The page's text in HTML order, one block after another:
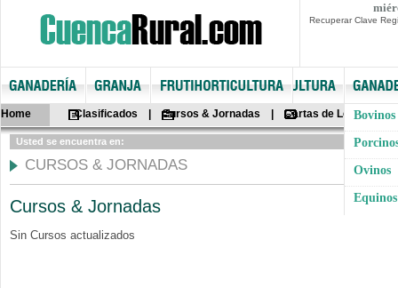
Recuperar Clave
Bovinos
Ovinos
Equinos
Home Clasificados Cursos & Jornadas Cartas de Lectores |
Usted se encuentra en:
CURSOS & JORNADAS
Cursos & Jornadas
Sin Cursos actualizados